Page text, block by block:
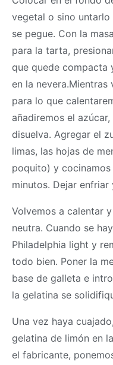
vegetal o sino
se pegue. Con la masa
para la tarta,
que quede compacta
en la nevera.Mientras
para lo que
añadiremos el
disuelva. Agregar el
limas, las hojas de
poquito) y
minutos. Dejar enfriar
Volvemos a calentar
neutra. Cuando se
Philadelphia light y
todo bien. Poner la
base de galleta e
la gelatina se
Una vez haya
gelatina de limón en
el fabricante,